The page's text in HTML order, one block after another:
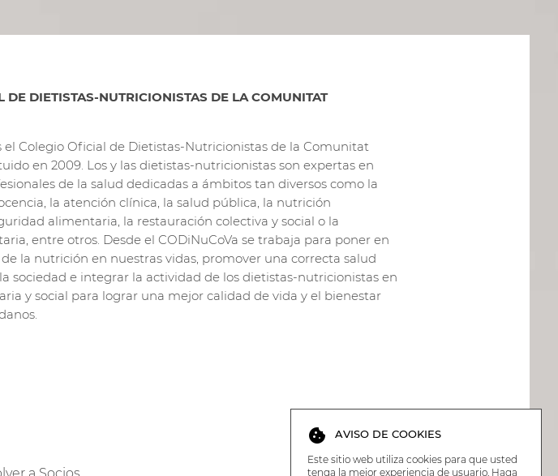
cookie AVISO DE COOKIES
Este sitio web utiliza cookies para que usted
tenga la mejor experiencia de usuario. Haga
DE DIETISTAS-NUTRICIONISTAS DE LA COMUNITAT
el Colegio Oficial de Dietistas-Nutricionistas de la Comunitat
en 2009. Los y las dietistas-nutricionistas son expertas en
de la salud dedicadas a ámbitos tan diversos como la
la atención clínica, la salud pública, la nutrición
alimentaria, la restauración colectiva y social o la
entre otros. Desde el CODiNuCoVa se trabaja para poner en
la nutrición en nuestras vidas, promover una correcta salud
sociedad e integrar la actividad de los dietistas-nutricionistas en
y social para lograr una mejor calidad de vida y el bienestar